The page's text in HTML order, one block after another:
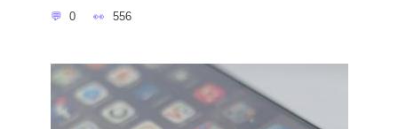
0 556